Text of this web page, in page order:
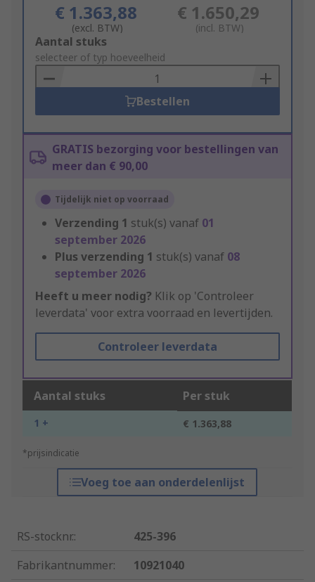
€ 1.363,88
(excl. BTW)
€ 1.650,29
(incl. BTW)
Add
to
Basket
Aantal stuks
selecteer of typ hoeveelheid
Bestellen
GRATIS bezorging voor bestellingen van
meer dan € 90,00
Tijdelijk niet op voorraad
Verzending 1 stuk(s) vanaf 01
september 2026
Plus verzending 1 stuk(s) vanaf 08
september 2026
Heeft u meer nodig? Klik op 'Controleer
leverdata' voor extra voorraad en levertijden.
Controleer leverdata
Aantal stuks Per stuk
1 + € 1.363,88
*prijsindicatie
Voeg toe aan onderdelenlijst
RS-stocknr.:
425-396
Fabrikantnummer:
10921040